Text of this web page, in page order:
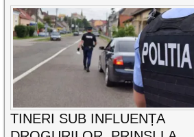
TINERI SUB INFLUENȚA